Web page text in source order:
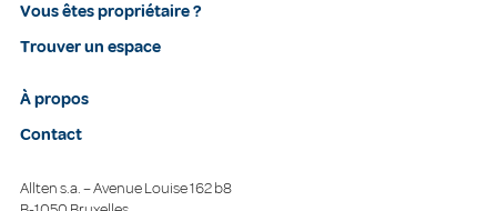
Vous êtes propriétaire ?
Trouver un espace
À propos
Contact
Allten s.a. – Avenue Louise 162 b8